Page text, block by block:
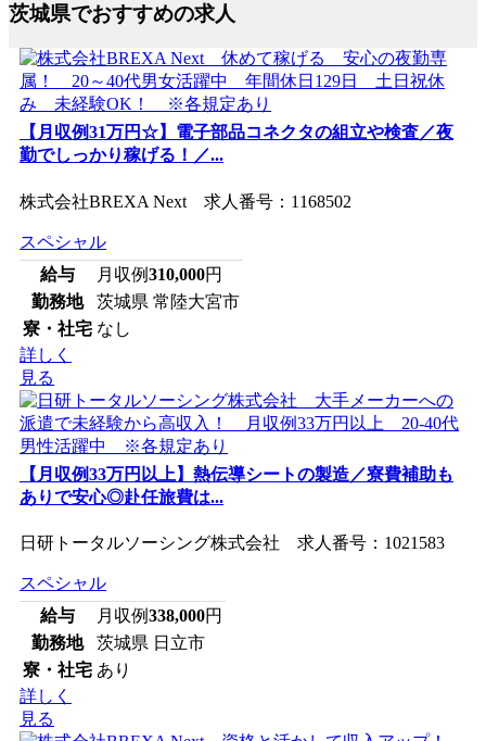
茨城県でおすすめの求人
【月収例31万円☆】電子部品コネクタの組立や検査／夜
勤でしっかり稼げる！／...
株式会社BREXA Next 求人番号：1168502
スペシャル
給与
月収例310,000円
勤務地
茨城県 常陸大宮市
寮・社宅 なし
詳しく
見る
【月収例33万円以上】熱伝導シートの製造／寮費補助も
ありで安心◎赴任旅費は...
日研トータルソーシング株式会社 求人番号：1021583
スペシャル
給与
月収例338,000円
勤務地
茨城県 日立市
寮・社宅 あり
詳しく
見る